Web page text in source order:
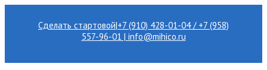
Сделать стартовой|+7 (910) 428-01-04 / +7 (958)
557-96-01 | info@mihico.ru